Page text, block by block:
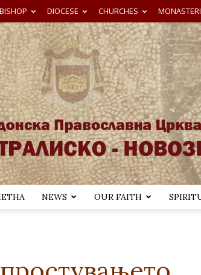
BISHOP DIOCESE CHURCHES
NEWS OUR FAITH